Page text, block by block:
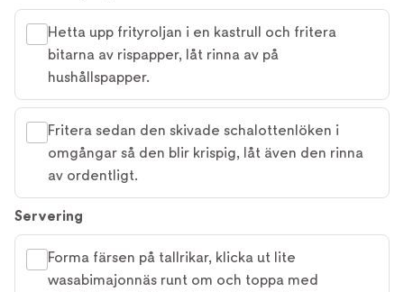
Hetta upp frityroljan i en kastrull och fritera
bitarna av rispapper, låt rinna av på
hushållspapper.
Fritera sedan den skivade schalottenlöken i
omgångar så den blir krispig, låt även den rinna
av ordentligt.
Servering
Forma färsen på tallrikar, klicka ut lite
wasabimajonnäs runt om och toppa med